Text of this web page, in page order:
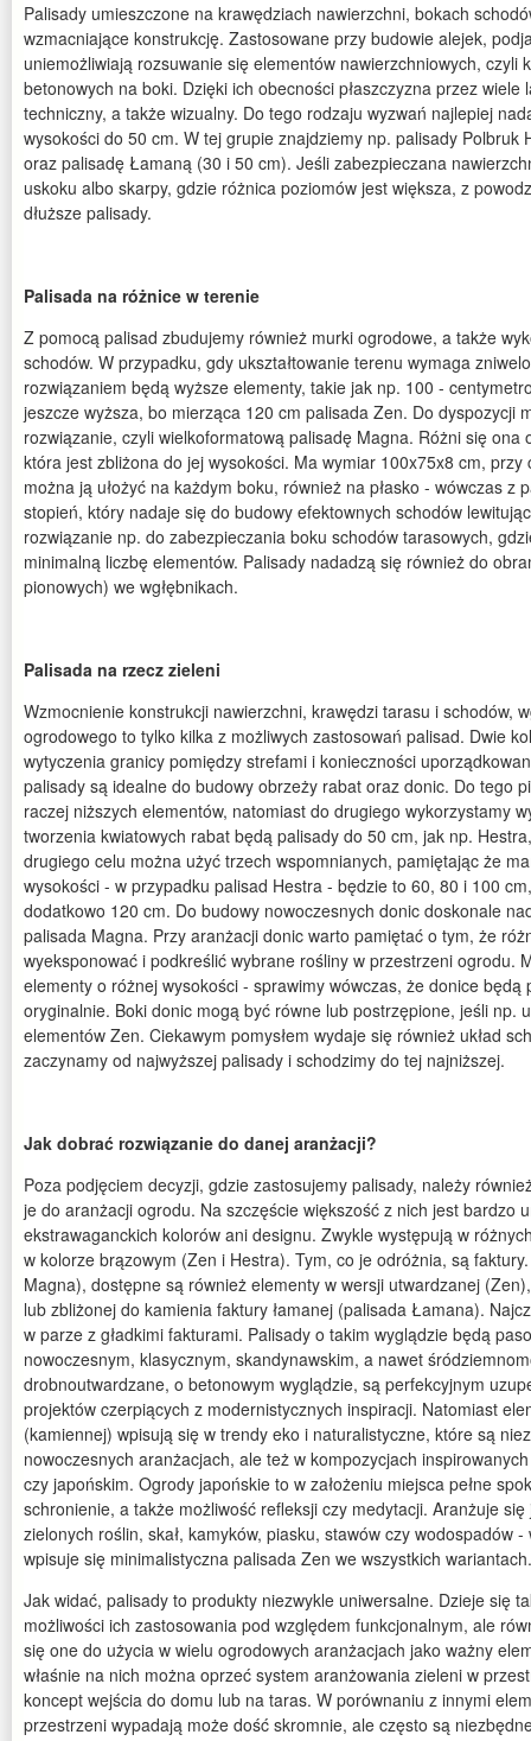
Palisady umieszczone na krawędziach nawierzchni, bokach
wzmacniające konstrukcję. Zastosowane przy budowie alejek,
uniemożliwiają rozsuwanie się elementów nawierzchniowych, czyli
betonowych na boki. Dzięki ich obecności płaszczyzna przez wiele
techniczny, a także wizualny. Do tego rodzaju wyzwań najlepiej
wysokości do 50 cm. W tej grupie znajdziemy np. palisady Polbruk
oraz palisadę Łamaną (30 i 50 cm). Jeśli zabezpieczana
uskoku albo skarpy, gdzie różnica poziomów jest większa, z
dłuższe palisady.
Palisada na różnice w terenie
Z pomocą palisad zbudujemy również murki ogrodowe, a także
schodów. W przypadku, gdy ukształtowanie terenu wymaga
rozwiązaniem będą wyższe elementy, takie jak np. 100 -
jeszcze wyższa, bo mierząca 120 cm palisada Zen. Do dyspozycji
rozwiązanie, czyli wielkoformatową palisadę Magna. Różni się ona
która jest zbliżona do jej wysokości. Ma wymiar 100x75x8 cm,
można ją ułożyć na każdym boku, również na płasko - wówczas z
stopień, który nadaje się do budowy efektownych schodów
rozwiązanie np. do zabezpieczania boku schodów tarasowych,
minimalną liczbę elementów. Palisady nadadzą się również do
pionowych) we wgłębnikach.
Palisada na rzecz zieleni
Wzmocnienie konstrukcji nawierzchni, krawędzi tarasu i schodów,
ogrodowego to tylko kilka z możliwych zastosowań palisad. Dwie
wytyczenia granicy pomiędzy strefami i konieczności
palisady są idealne do budowy obrzeży rabat oraz donic. Do tego
raczej niższych elementów, natomiast do drugiego wykorzystamy
tworzenia kwiatowych rabat będą palisady do 50 cm, jak np.
drugiego celu można użyć trzech wspomnianych, pamiętając że
wysokości - w przypadku palisad Hestra - będzie to 60, 80 i 100
dodatkowo 120 cm. Do budowy nowoczesnych donic doskonale
palisada Magna. Przy aranżacji donic warto pamiętać o tym, że
wyeksponować i podkreślić wybrane rośliny w przestrzeni ogrodu.
elementy o różnej wysokości - sprawimy wówczas, że donice będą
oryginalnie. Boki donic mogą być równe lub postrzępione, jeśli np.
elementów Zen. Ciekawym pomysłem wydaje się również układ
zaczynamy od najwyższej palisady i schodzimy do tej najniższej.
Jak dobrać rozwiązanie do danej aranżacji?
Poza podjęciem decyzji, gdzie zastosujemy palisady, należy
je do aranżacji ogrodu. Na szczęście większość z nich jest bardzo
ekstrawaganckich kolorów ani designu. Zwykle występują w
w kolorze brązowym (Zen i Hestra). Tym, co je odróżnia, są
Magna), dostępne są również elementy w wersji utwardzanej
lub zbliżonej do kamienia faktury łamanej (palisada Łamana).
w parze z gładkimi fakturami. Palisady o takim wyglądzie będą
nowoczesnym, klasycznym, skandynawskim, a nawet
drobnoutwardzane, o betonowym wyglądzie, są perfekcyjnym
projektów czerpiących z modernistycznych inspiracji. Natomiast
(kamiennej) wpisują się w trendy eko i naturalistyczne, które są
nowoczesnych aranżacjach, ale też w kompozycjach
czy japońskim. Ogrody japońskie to w założeniu miejsca pełne
schronienie, a także możliwość refleksji czy medytacji. Aranżuje się
zielonych roślin, skał, kamyków, piasku, stawów czy wodospadów
wpisuje się minimalistyczna palisada Zen we wszystkich wariantach.
Jak widać, palisady to produkty niezwykle uniwersalne. Dzieje się
możliwości ich zastosowania pod względem funkcjonalnym, ale
się one do użycia w wielu ogrodowych aranżacjach jako ważny
właśnie na nich można oprzeć system aranżowania zieleni w
koncept wejścia do domu lub na taras. W porównaniu z innymi
przestrzeni wypadają może dość skromnie, ale często są